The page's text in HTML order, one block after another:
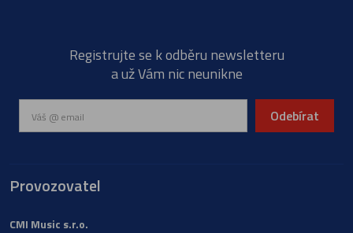
Registrujte se k odběru newsletteru
a už Vám nic neunikne
Odebírat
Provozovatel
CMI Music s.r.o.